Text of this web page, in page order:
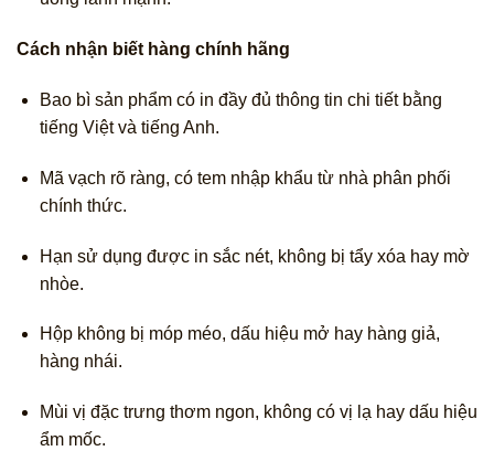
Cách nhận biết hàng chính hãng
Bao bì sản phẩm có in đầy đủ thông tin chi tiết bằng
tiếng Việt và tiếng Anh.
Mã vạch rõ ràng, có tem nhập khẩu từ nhà phân phối
chính thức.
Hạn sử dụng được in sắc nét, không bị tẩy xóa hay mờ
nhòe.
Hộp không bị móp méo, dấu hiệu mở hay hàng giả,
hàng nhái.
Mùi vị đặc trưng thơm ngon, không có vị lạ hay dấu hiệu
ẩm mốc.